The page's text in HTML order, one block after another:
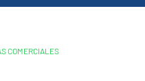
COMERCIALES